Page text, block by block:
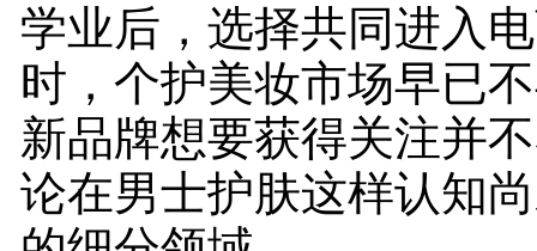
学业后，选择共同进入
时，个护美妆市场早已
新品牌想要获得关注并
论在男士护肤这样认知